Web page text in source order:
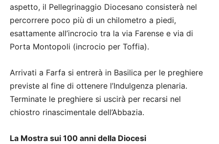
aspetto, il Pellegrinaggio Diocesano consisterà nel
percorrere poco più di un chilometro a piedi,
esattamente all’incrocio tra la via Farense e via di
Porta Montopoli (incrocio per Toffia).
Arrivati a Farfa si entrerà in Basilica per le preghiere
previste al fine di ottenere l’Indulgenza plenaria.
Terminate le preghiere si uscirà per recarsi nel
chiostro rinascimentale dell’Abbazia.
La Mostra sui 100 anni della Diocesi